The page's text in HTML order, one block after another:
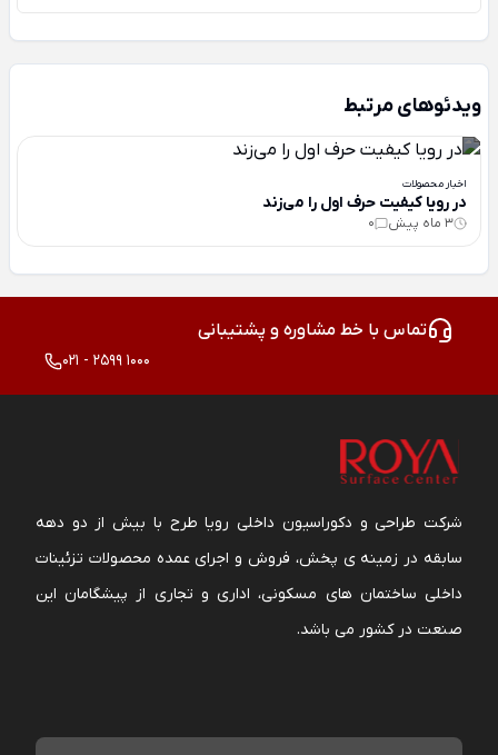
ویدئوهای مرتبط
اخبار محصولات
در رویا کیفیت حرف اول را می‌زند
3 ماه پیش 0
تماس با خط مشاوره و پشتیبانی
021 - 2599 1000
شرکت طراحی و دکوراسیون داخلی رویا طرح با بیش از دو دهه
سابقه در زمینه ی پخش، فروش و اجرای عمده محصولات تزئینات
داخلی ساختمان های مسکونی، اداری و تجاری از پیشگامان این
صنعت در کشور می باشد.